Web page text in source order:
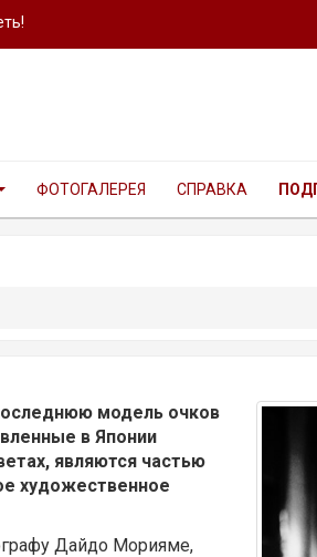
ФОТОГАЛЕРЕЯ СПРАВКА
модель очков
в Японии
являются частью
художественное
Дайдо Морияме,